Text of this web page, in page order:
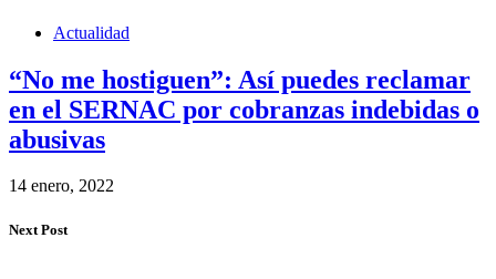
Actualidad
“No me hostiguen”: Así puedes reclamar
en el SERNAC por cobranzas indebidas o
abusivas
14 enero, 2022
Next Post